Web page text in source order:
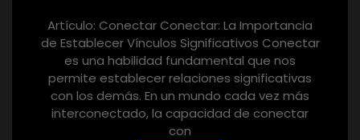
Artículo: Conectar Conectar: La Importancia
de Establecer Vínculos Significativos Conectar
es una habilidad fundamental que nos
permite establecer relaciones significativas
con los demás. En un mundo cada vez más
interconectado, la capacidad de conectar
con